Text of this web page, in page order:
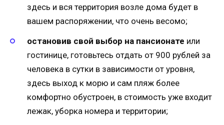
здесь и вся территория возле дома будет в
вашем распоряжении, что очень весомо;
остановив свой выбор на пансионате или
гостинице, готовьтесь отдать от 900 рублей за
человека в сутки в зависимости от уровня,
здесь выход к морю и сам пляж более
комфортно обустроен, в стоимость уже входит
лежак, уборка номера и территории;